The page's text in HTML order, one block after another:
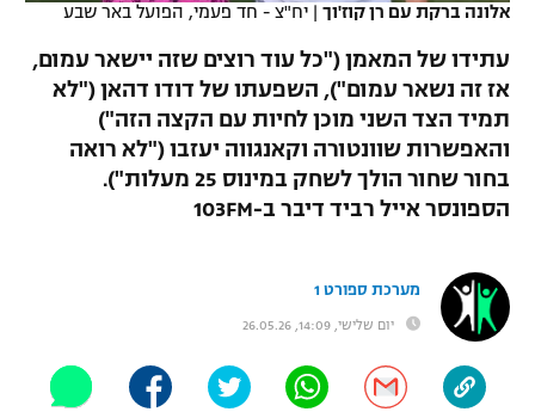
לוח שידורים
ברחבה
"מעל הליגה" – פודקאסט
"מחצית בשכונה" – פודקאסט
משתתפים וזוכים בפרסים
הפועל חיפה
הפועל באר שבע
מכבי נתניה
בני יהודה
ליגה טורקית
ליגה סינית
ליגה ברזילאית
ליגות נוספות
אגרוף
ספורט אולימפי
UFC
אופניים
ספורט מוטורי
אלונה ברקת עם רן קוז'וך | יח"צ - חד פעמי, הפועל באר שבע
עתידו של המאמן ("כל עוד רוצים שזה יישאר עמום,
אז זה נשאר עמום"), השפעתו של דודו דהאן ("לא
תמיד הצד השני מוכן לחיות עם הקצה הזה")
והאפשרות שוונטורה וקאנגווה יעזבו ("לא רואה
בחור שחור הולך לשחק במינוס 25 מעלות").
הספונסר אייל רביד דיבר ב-103FM
מערכת ספורט 1
יום שלישי, 14:09, 26.05.26